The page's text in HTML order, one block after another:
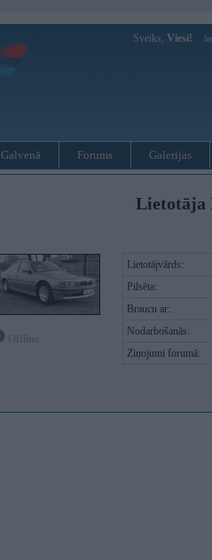
Sveiks, Viesi!
Galvenā Forums Galerijas
Lietotāja
Lietotājvārds:
Pilsēta:
Braucu ar:
Nodarbošanās:
Ziņojumi forumā: